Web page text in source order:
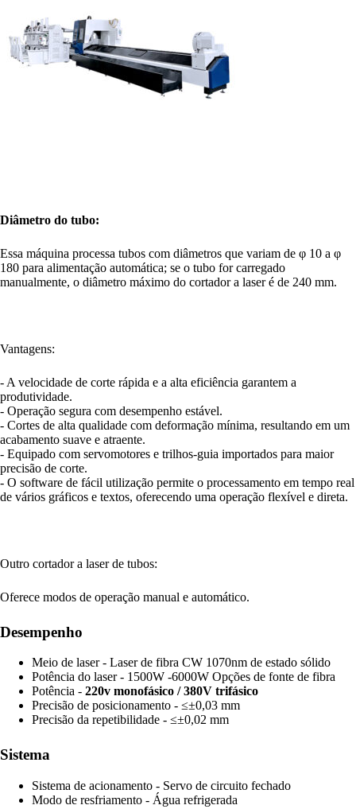
Diâmetro do tubo:
Essa máquina processa tubos com diâmetros que variam de φ 10 a φ
180 para alimentação automática; se o tubo for carregado
manualmente, o diâmetro máximo do cortador a laser é de 240 mm.
Vantagens:
- A velocidade de corte rápida e a alta eficiência garantem a
produtividade.
- Operação segura com desempenho estável.
- Cortes de alta qualidade com deformação mínima, resultando em um
acabamento suave e atraente.
- Equipado com servomotores e trilhos-guia importados para maior
precisão de corte.
- O software de fácil utilização permite o processamento em tempo real
de vários gráficos e textos, oferecendo uma operação flexível e direta.
Outro cortador a laser de tubos:
Oferece modos de operação manual e automático.
Desempenho
Meio de laser - Laser de fibra CW 1070nm de estado sólido
Potência do laser - 1500W -6000W Opções de fonte de fibra
Potência - 220v monofásico / 380V trifásico
Precisão de posicionamento - ≤±0,03 mm
Precisão da repetibilidade - ≤±0,02 mm
Sistema
Sistema de acionamento - Servo de circuito fechado
Modo de resfriamento - Água refrigerada